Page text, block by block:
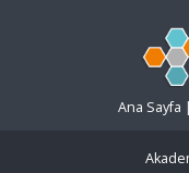
Ana Sayfa |